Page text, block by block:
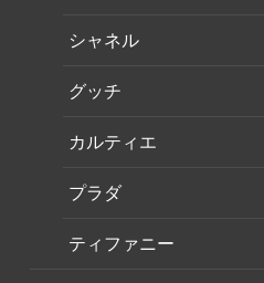
シャネル
グッチ
カルティエ
プラダ
ティファニー